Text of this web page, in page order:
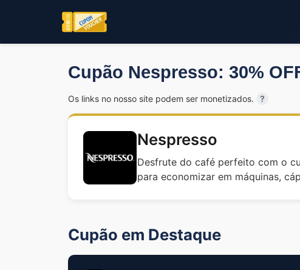
Cupão Nespresso: 30%
Os links no nosso site podem ser monetizados. ?
Nespresso
Desfrute do café perfeito com o
para economizar em máquinas,
Cupão em Destaque